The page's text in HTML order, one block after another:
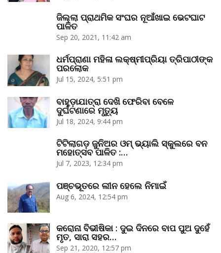
ଜିଲ୍ଲା ପ୍ରାଥମିକ ସଂଘର ନୂଆଁଖାଇ ଭେଟଘାଟ
ପାଳିତ
Sep 20, 2021, 11:42 am
ଧର୍ମପ୍ରାଣା ମହିଳା ଲକ୍ଷ୍ମୀପ୍ରିୟା ତ୍ରିପାଠୀଙ୍କ
ପରଲୋକ
Jul 15, 2024, 5:51 pm
ବାହୁଡ଼ାଯାତ୍ରା ଦେଖି ଫେରିବା ବେଳେ
ଦୁର୍ଘଟଣାରେ ମୃତ୍ୟୁ
Jul 18, 2024, 9:44 pm
ଟିଟିଲାଗଡ଼ ଜୁନିଅର ଓମ୍‌ ଭ୍ୟାଲି ସ୍କୁଲରେ ବନ
ମହୋତ୍ସବ ପାଳିତ :…
Jul 7, 2023, 12:34 pm
ପଞ୍ଚଭୂତରେ ଲୀନ ହେଲେ ନିମାଇଁ
Aug 6, 2024, 12:54 pm
କରୋନା ବିଭୀଷିକା : ଦୁଇ ଦିନରେ ବାପ ପୁଅ ଦୁହେଁ
ମୃତ, ସାରା ସହର…
Sep 21, 2020, 12:57 pm